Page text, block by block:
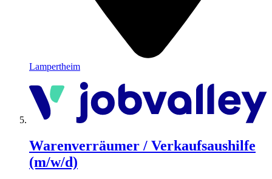
Lampertheim
Warenverräumer / Verkaufsaushilfe
(m/w/d)